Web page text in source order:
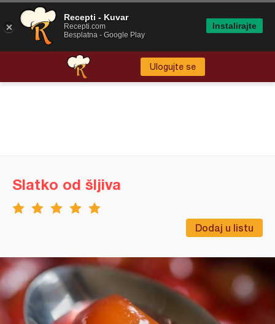
Ulogujte se
Dodaj u listu
Slatko od šljiva
Recepti - Kuvar
Recepti.com
Besplatna - Google Play
Instalirajte